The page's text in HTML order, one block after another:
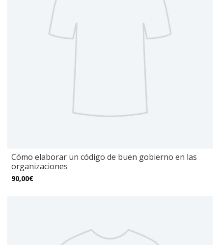
Cómo elaborar un código de buen gobierno en las
organizaciones
90,00€